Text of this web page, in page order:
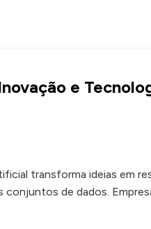
e
transforma ideias em
conjuntos de dados.